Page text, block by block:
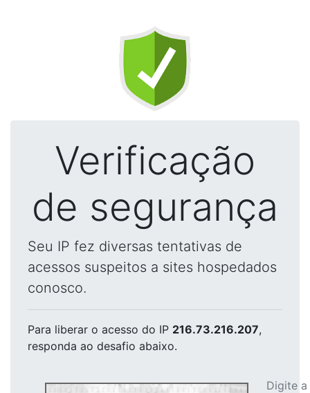
Verificação
de segurança
Seu IP fez diversas tentativas de
acessos suspeitos a sites hospedados
conosco.
Para liberar o acesso do IP 216.73.216.207,
responda ao desafio abaixo.
Digite